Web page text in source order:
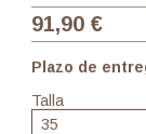
91,90 €
Plazo de
Talla
35